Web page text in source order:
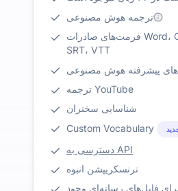
ترجمه هوش مصنوعی
فرمت‌های صادرات Word، CSV، PDF، TXT،
SRT، VTT
پیشرفته هوش مصنوعی
ترجمه YouTube
شناسایی سخنران
Custom Vocabulary
دسترسی به API
ترنسکریپشن انبوه
فایل‌های رسانه‌ای وجود